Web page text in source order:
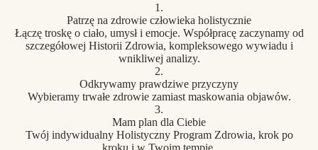
1.
Patrzę na zdrowie człowieka holistycznie
Łączę troskę o ciało, umysł i emocje. Współpracę zaczynamy od
szczegółowej Historii Zdrowia, kompleksowego wywiadu i
wnikliwej analizy.
2.
Odkrywamy prawdziwe przyczyny
Wybieramy trwałe zdrowie zamiast maskowania objawów.
3.
Mam plan dla Ciebie
Twój indywidualny Holistyczny Program Zdrowia, krok po
kroku i w Twoim tempie.